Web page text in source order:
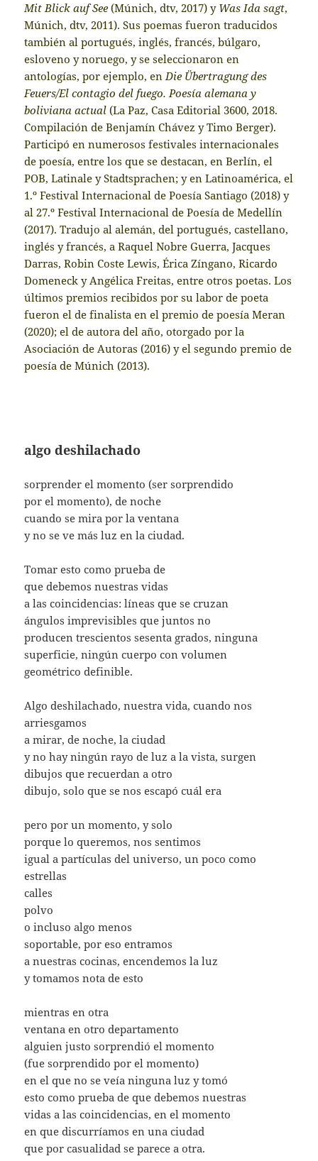
Mit Blick auf See(Múnich, dtv, 2017) y Was Ida sagt,
Múnich, dtv, 2011). Sus poemas fueron traducidos
también al portugués, inglés, francés, búlgaro,
esloveno y noruego, y se seleccionaron en
antologías, por ejemplo, enDie Übertragung des
Feuers/El contagio del fuego. Poesía alemana y
boliviana actual (La Paz, Casa Editorial 3600, 2018.
Compilación de Benjamín Chávez y Timo Berger).
Participó en numerosos festivales internacionales
de poesía, entre los que se destacan, en Berlín, el
POB, Latinale y Stadtsprachen; y en Latinoamérica, el
1.º Festival Internacional de Poesía Santiago (2018) y
al 27.º Festival Internacional de Poesía de Medellín
(2017). Tradujo al alemán, del portugués, castellano,
inglés y francés, a Raquel Nobre Guerra, Jacques
Darras, Robin Coste Lewis, Érica Zíngano, Ricardo
Domeneck y Angélica Freitas, entre otros poetas. Los
últimos premios recibidos por su labor de poeta
fueron el de finalista en el premio de poesía Meran
(2020); el de autora del año, otorgado por la
Asociación de Autoras (2016) y el segundo premio de
poesía de Múnich (2013).
algo deshilachado
sorprender el momento (ser sorprendido
por el momento), de noche
cuando se mira por la ventana
y no se ve más luz en la ciudad.
Tomar esto como prueba de
que debemos nuestras vidas
a las coincidencias: líneas que se cruzan
ángulos imprevisibles que juntos no
producen trescientos sesenta grados, ninguna
superficie, ningún cuerpo con volumen
geométrico definible.
Algo deshilachado, nuestra vida, cuando nos
arriesgamos
a mirar, de noche, la ciudad
y no hay ningún rayo de luz a la vista, surgen
dibujos que recuerdan a otro
dibujo, solo que se nos escapó cuál era
pero por un momento, y solo
porque lo queremos, nos sentimos
igual a partículas del universo, un poco como
estrellas
calles
polvo
o incluso algo menos
soportable, por eso entramos
a nuestras cocinas, encendemos la luz
y tomamos nota de esto
mientras en otra
ventana en otro departamento
alguien justo sorprendió el momento
(fue sorprendido por el momento)
en el que no se veía ninguna luz y tomó
esto como prueba de que debemos nuestras
vidas a las coincidencias, en el momento
en que discurríamos en una ciudad
que por casualidad se parece a otra.